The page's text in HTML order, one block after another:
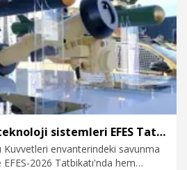
ROKETSAN'ın ileri teknoloji sistemleri EFES Tatbikatı'nda sergileniyor
Kuvvetleri envanterindeki savunma
2026 Tatbikatı'nda hem